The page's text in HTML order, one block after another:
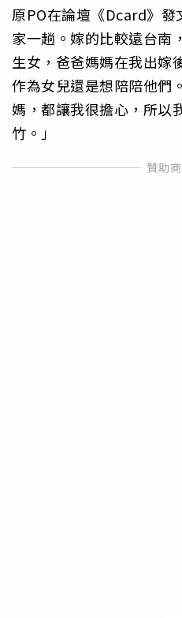
原PO在論壇《Dcard》發
家一趟。嫁的比較遠台南
生女，爸爸媽媽在我出嫁
作為女兒還是想陪陪他們
媽，都讓我很擔心，所以
竹。」